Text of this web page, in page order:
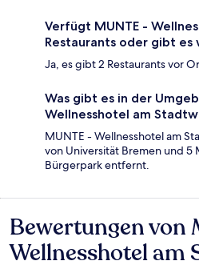
Verfügt MUNTE -
Restaurants oder gibt es
Ja, es gibt 2 Restaurants vor
Was gibt es in der
Wellnesshotel am
MUNTE - Wellnesshotel am
von Universität Bremen und
Bürgerpark entfernt.
Bewertungen
Bewertungen von
Wellnesshotel am